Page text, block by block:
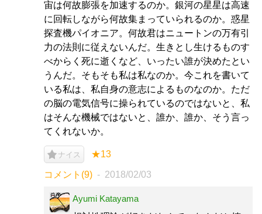
宙は何故膨張を加速するのか。銀河の星星は高速
に回転しながら何故集まっていられるのか。惑星
探査機パイオニア。何故君はニュートンの万有引
力の法則に従えないんだ。生きとし生けるものす
べからく死に逝くなど、いったい誰が決めたとい
うんだ。そもそも私は私なのか。今これを書いて
いる私は、私自身の意志によるものなのか。ただ
の脳の電気信号に操られているのではないと、私
はそんな機械ではないと、誰か、誰か、そう言っ
てくれないか。
ナイス ★13
コメント(9) 2018/02/03
Ayumi Katayama